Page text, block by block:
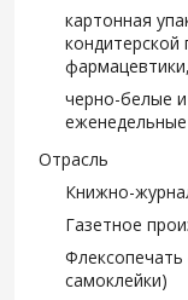
картонная
черно-белые
еженедельные
Отрасль
Книжно-
Газетное
Флексопечать
самоклейки)